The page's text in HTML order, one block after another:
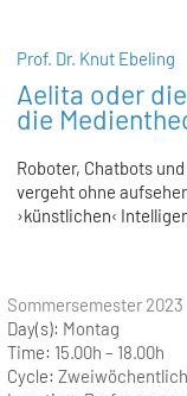
Prof. Dr. Knut Ebeling
Aelita oder
die
Roboter, Chatbots
vergeht ohne
›künstlichen‹
Sommersemester 2023
Day(s): Montag
Time: 15.00h – 18.00h
Cycle: Zweiwöchentlich